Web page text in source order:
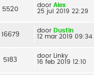
5520
door Alex
25 jul 2019 22:29
16679
door Dustin
12 mar 2019 09:34
5183
door
Linky
16 feb 2019 12:10